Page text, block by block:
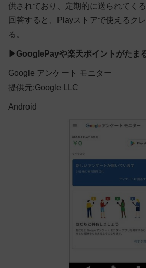
供されており、定期的に送られてく
回答すると、Playストアで使えるク
る。
▶ GooglePayや楽天ポイントがたま
Google アンケート モニター
提供元:Google LLC
Android